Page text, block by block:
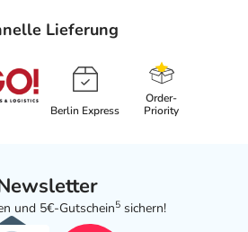
Lieferung
Berlin Express
Order-
Priority
und 5€-Gutschein5 sichern!